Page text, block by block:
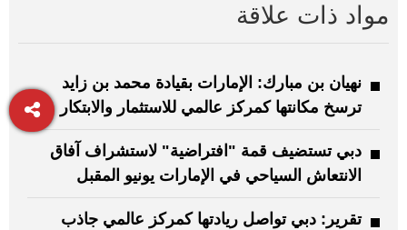
مواد ذات علاقة
نهيان بن مبارك: الإمارات بقيادة محمد بن زايد
ترسخ مكانتها كمركز عالمي للاستثمار والابتكار
دبي تستضيف قمة "افتراضية" لاستشراف آفاق
الانتعاش السياحي في الإمارات يونيو المقبل
تقرير: دبي تواصل ريادتها كمركز عالمي جاذب